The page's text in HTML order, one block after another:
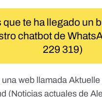
que te ha llegado un
chatbot de
229 319)
web llamada
(Noticias actuales de